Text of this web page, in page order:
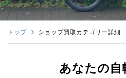
トップ ショップ買取カテゴリー詳細
あなたの自